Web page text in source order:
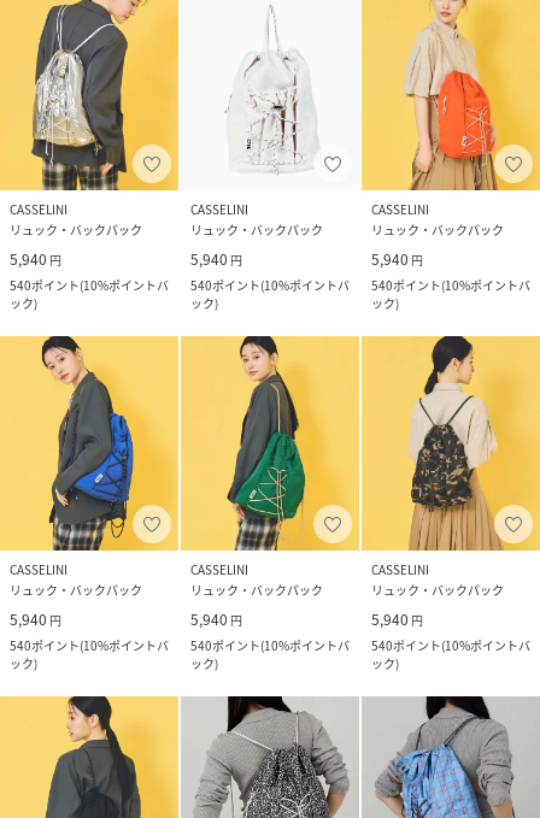
CASSELINI
リュック・バックパック
5,940 円
540ポイント(10%ポイントバ
ック)
CASSELINI
リュック・バックパック
5,940 円
540ポイント(10%ポイントバ
ック)
CASSELINI
リュック・バックパック
5,940 円
540ポイント(10%ポイントバ
ック)
CASSELINI
リュック・バックパック
5,940 円
540ポイント(10%ポイントバ
ック)
CASSELINI
リュック・バックパック
5,940 円
540ポイント(10%ポイントバ
ック)
CASSELINI
リュック・バックパック
5,940 円
540ポイント(10%ポイントバ
ック)